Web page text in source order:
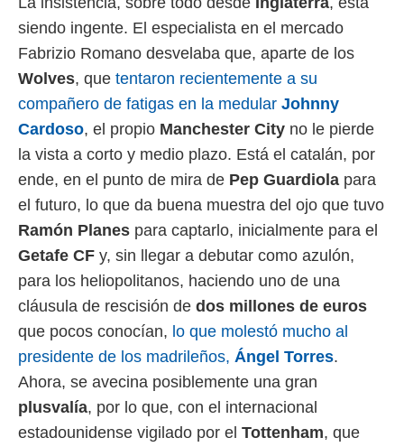
u
momento
en
en
de
un
datos
utilizar
siendo ingente. El especialista en el mercado
Fabrizio Romano desvelaba que, aparte de los
Wolves, que tentaron recientemente a su
compañero de fatigas en la medular Johnny
Cardoso, el propio Manchester City no le pierde
la vista a corto y medio plazo. Está el catalán, por
ende, en el punto de mira de Pep Guardiola para
el futuro, lo que da buena muestra del ojo que tuvo
Ramón Planes para captarlo, inicialmente para el
Getafe CF y, sin llegar a debutar como azulón,
para los heliopolitanos, haciendo uno de una
cláusula de rescisión de dos millones de euros
que pocos conocían, lo que molestó mucho al
presidente de los madrileños, Ángel Torres.
Ahora, se avecina posiblemente una gran
plusvalía, por lo que, con el internacional
estadounidense vigilado por el Tottenham, que